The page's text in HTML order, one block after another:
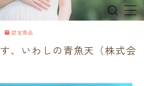
認定商品
、いわしの青魚天（株式会